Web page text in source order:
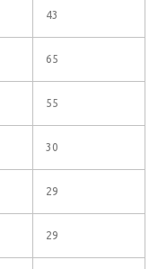
43
65
55
30
29
29